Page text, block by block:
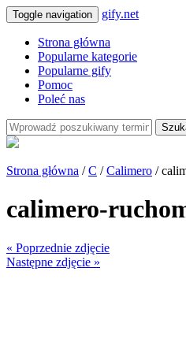
Toggle navigation gify.net
Strona główna
Popularne kategorie
Popularne gify
Pomoc
Poleć nas
Strona główna /C /Calimero /
calimero-
« Poprzednie zdjęcie
Następne zdjęcie »